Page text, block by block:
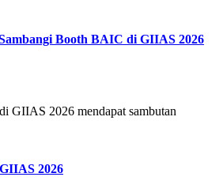
Booth BAIC di GIIAS 2026
2026 mendapat sambutan
2026